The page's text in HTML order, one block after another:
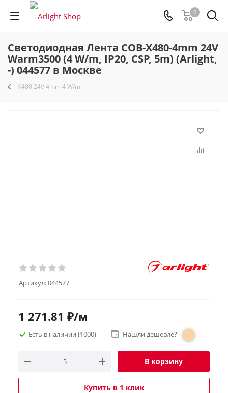
0
Светодиодная Лента COB-X480-4mm 24V
Warm3500 (4 W/m, IP20, CSP, 5m) (Arlight,
-) 044577 в Москве
X480 24V 4mm 4 W/m
Артикул:044577
1 271.81 ₽/м
Есть в наличии (1000) Нашли дешевле?
В корзину
Купить в 1 клик